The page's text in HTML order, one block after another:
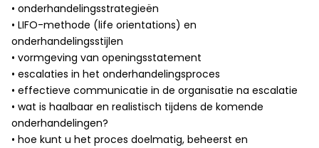
• onderhandelingsstrategieën
• LIFO-methode (life orientations) en
onderhandelingsstijlen
• vormgeving van openingsstatement
• escalaties in het onderhandelingsproces
• effectieve communicatie in de organisatie na escalatie
• wat is haalbaar en realistisch tijdens de komende
onderhandelingen?
• hoe kunt u het proces doelmatig, beheerst en